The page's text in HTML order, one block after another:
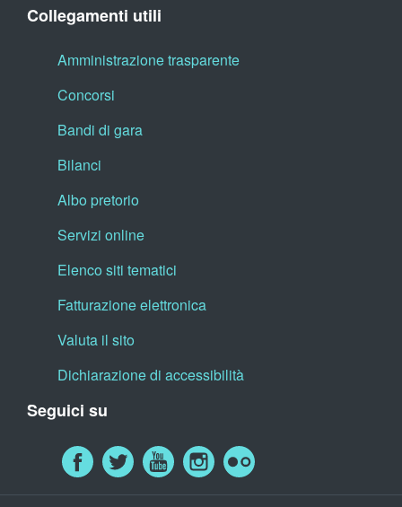
Collegamenti utili
Amministrazione trasparente
Concorsi
Bandi di gara
Bilanci
Albo pretorio
Servizi online
Elenco siti tematici
Fatturazione elettronica
Valuta il sito
Dichiarazione di accessibilità
Seguici su